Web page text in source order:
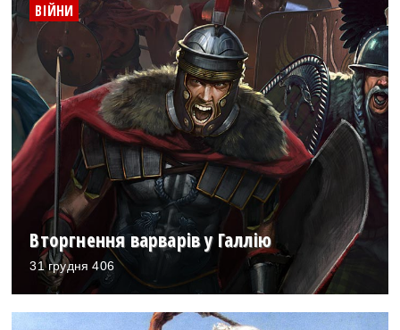
ВІЙНИ
Вторгнення варварів у Галлію
31 грудня 406